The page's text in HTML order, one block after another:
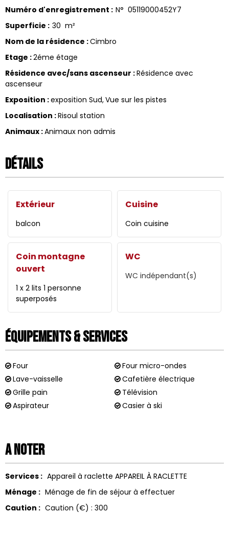
Numéro d'enregistrement : N° 05119000452Y7
Superficie : 30 m²
Nom de la résidence :Cimbro
Etage :2éme étage
Résidence avec/sans ascenseur :Résidence avec
ascenseur
Exposition :exposition Sud Vue sur les pistes
Localisation :Risoul station
Animaux :Animaux non admis
Détails
Extérieur
balcon
Cuisine
Coin cuisine
Coin montagne
ouvert
1 x 2 lits 1 personne
superposés
WC
WC indépendant(s)
Équipements & Services
Four
Four micro-ondes
Lave-vaisselle
Cafetière électrique
Grille pain
Télévision
Aspirateur
Casier à ski
A noter
Services : Appareil à raclette APPAREIL À RACLETTE
Ménage : Ménage de fin de séjour à effectuer
Caution : Caution (€) : 300